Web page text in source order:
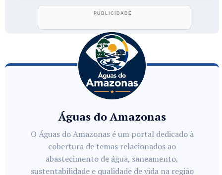
Águas do Amazonas
O Águas do Amazonas é um portal dedicado à
cobertura de temas relacionados ao
abastecimento de água, saneamento,
sustentabilidade e qualidade de vida na região